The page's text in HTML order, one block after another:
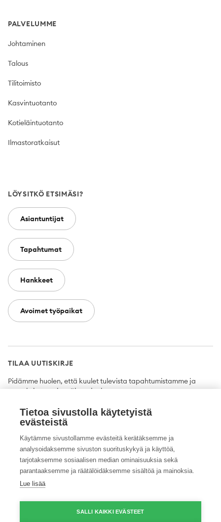
PALVELUMME
Johtaminen
Talous
Tilitoimisto
Kasvintuotanto
Kotieläintuotanto
Ilmastoratkaisut
LÖYSITKÖ ETSIMÄSI?
Asiantuntijat
Tapahtumat
Hankkeet
Avoimet työpaikat
TILAA UUTISKIRJE
Pidämme huolen, että kuulet tulevista tapahtumistamme ja
uutuuksista ensimmäisten joukossa.
Tilaa
Twitter FacebookYouTubeInstagramLinkedIn
Tietoa sivustolla käytetyistä
evästeistä
Käytämme sivustollamme evästeitä kerätäksemme ja
analysoidaksemme sivuston suorituskykyä ja käyttöä,
tarjotaksemme sosiaalisen median ominaisuuksia sekä
parantaaksemme ja räätälöidäksemme sisältöä ja mainoksia.
Lue lisää
SALLI KAIKKI EVÄSTEET